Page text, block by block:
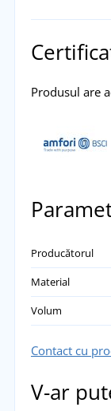
Produsul are
Producătorul
Material
Volum
Contact cu
V-ar